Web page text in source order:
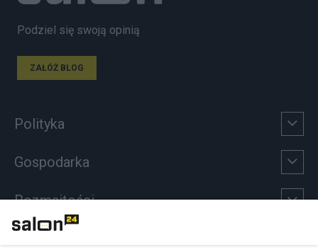
Podziel się swoją opinią
ZAŁÓŻ BLOG
Polityka
Gospodarka
Rozmaitości